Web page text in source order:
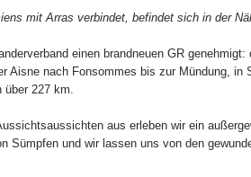
mit Arras verbindet, befindet sich in der
einen brandneuen GR
Aisne nach Fonsommes bis zur Mündung, in
über 227 km.
aus erleben wir ein
Sümpfen und wir lassen uns von den